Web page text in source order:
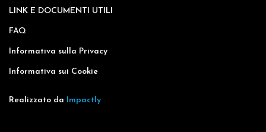
LINK E DOCUMENTI UTILI
FAQ
Informativa sulla Privacy
Informativa sui Cookie
Realizzato da Impactly